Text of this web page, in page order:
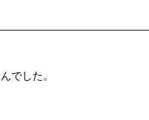
でした。